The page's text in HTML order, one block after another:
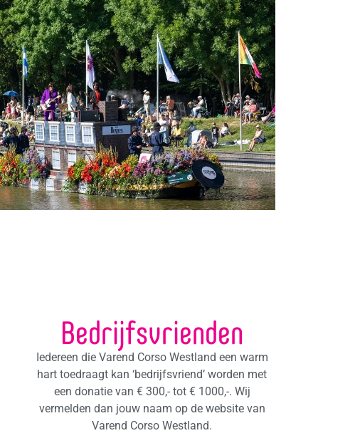
Bedrijfsvrienden
Iedereen die Varend Corso Westland een warm
hart toedraagt kan ‘bedrijfsvriend’ worden met
een donatie van € 300,- tot € 1000,-. Wij
vermelden dan jouw naam op de website van
Varend Corso Westland.